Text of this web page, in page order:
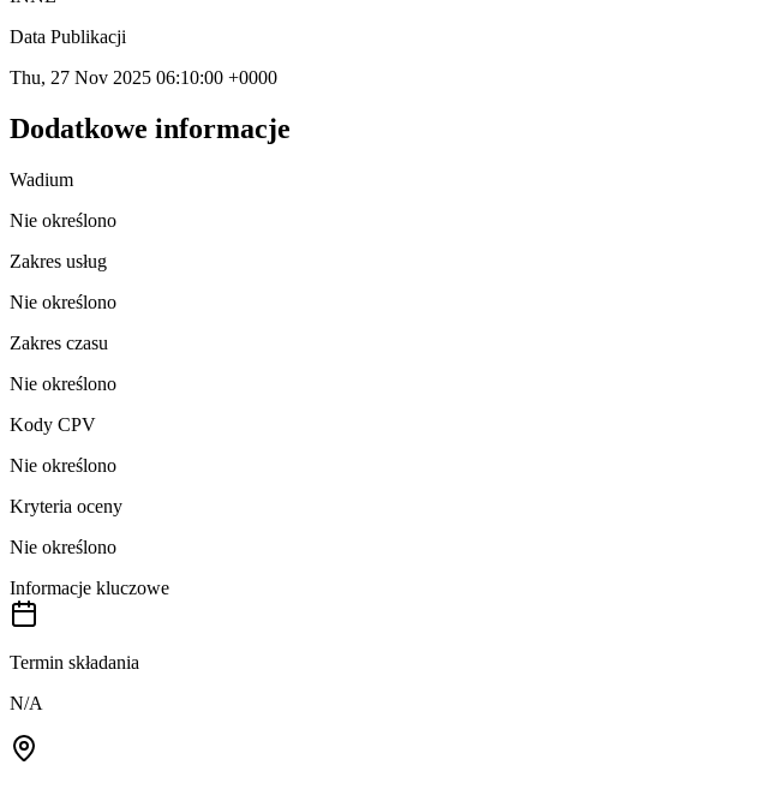
Data Publikacji
Thu, 27 Nov 2025 06:10:00 +0000
Dodatkowe informacje
Wadium
Nie określono
Zakres usług
Nie określono
Zakres czasu
Nie określono
Kody CPV
Nie określono
Kryteria oceny
Nie określono
Informacje kluczowe
Termin składania
N/A